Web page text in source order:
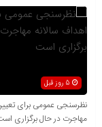
نظرسنجی عمومی برای
مهاجرت در حال برگزاری